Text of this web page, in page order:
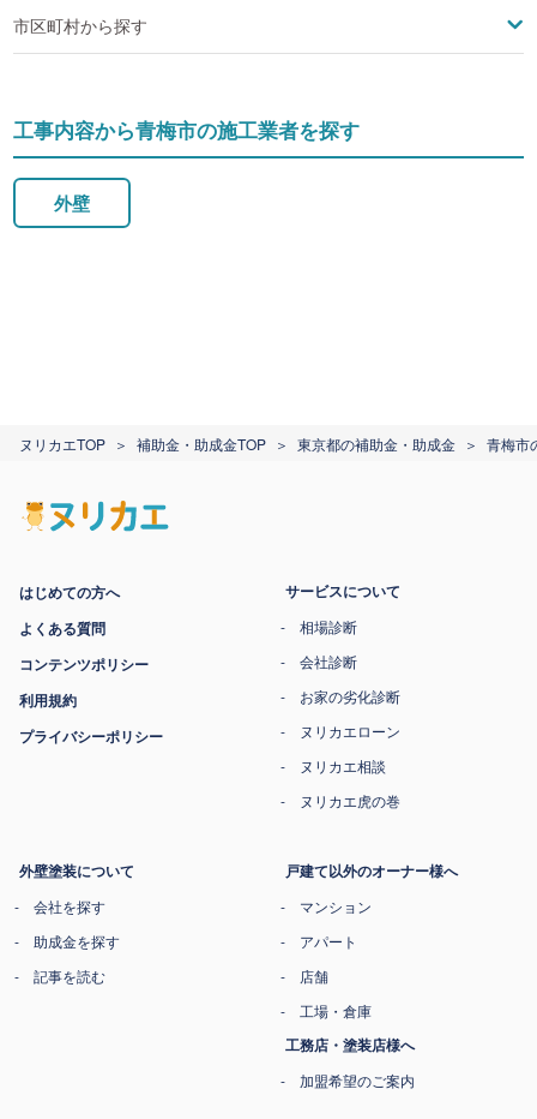
市区町村から探す
工事内容から青梅市の施工業者を探す
外壁
ヌリカエTOP 補助金・助成金TOP 東京都の補助金・助成金 青梅市
はじめての方へ
よくある質問
コンテンツポリシー
利用規約
プライバシーポリシー
サービスについて
相場診断
会社診断
お家の劣化診断
ヌリカエローン
ヌリカエ相談
ヌリカエ虎の巻
外壁塗装について
会社を探す
助成金を探す
記事を読む
戸建て以外のオーナー様へ
マンション
アパート
店舗
工場・倉庫
工務店・塗装店様へ
加盟希望のご案内